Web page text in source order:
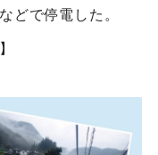
どで停電した。